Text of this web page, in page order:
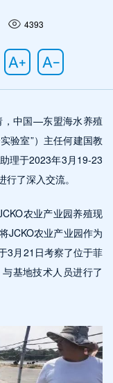
4393
，中国—东盟海水养殖
验室”）主任何建国教
理于2023年3月19-23
了深入交流。
农业产业园养殖现
JCKO农业产业园作为
3月21日考察了位于菲
基地技术人员进行了